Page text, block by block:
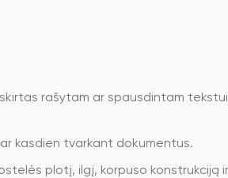
rašytam ar spausdintam
kasdien tvarkant dokumentus.
plotį, ilgį, korpuso konstrukciją